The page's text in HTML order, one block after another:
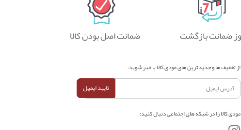
ضمانت اصل بودن کالا
از تخفیف ها و جدیدترین های مودی کالا با خبر شوید:
تایید ایمیل
مودی کالا را در شبکه های اجتماعی دنبال کنید: